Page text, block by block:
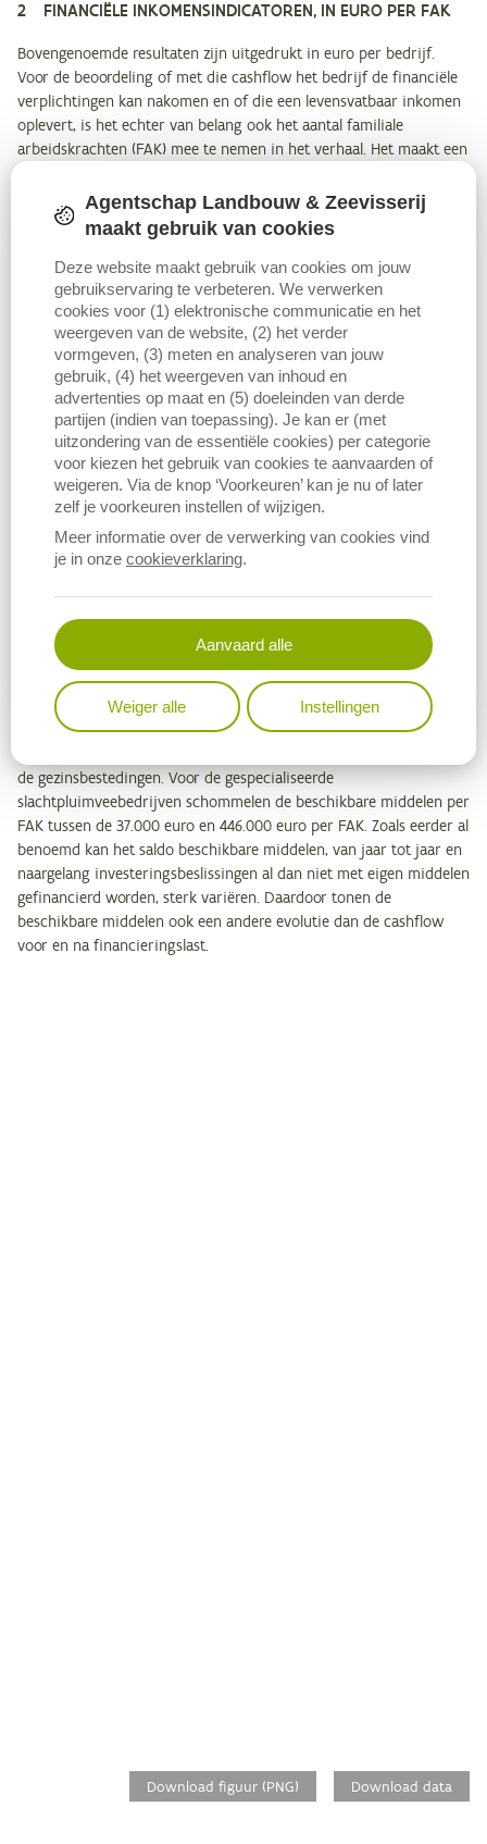
2 FINANCIËLE INKOMENSINDICATOREN, IN EURO PER FAK
Bovengenoemde resultaten zijn uitgedrukt in euro per bedrijf.
Voor de beoordeling of met die cashflow het bedrijf de financiële
verplichtingen kan nakomen en of die een levensvatbaar inkomen
oplevert, is het echter van belang ook het aantal familiale
arbeidskrachten (FAK) mee te nemen in het verhaal. Het maakt een
moet halen uit die cashflow, bijvoorbeeld in het geval van
samenuitbating. De vraag is eveneens of de cashflow dient als
enige inkomen voor het hele gezin of dat er naast het inkomen uit
het bedrijf nog een aanvullend inkomen is door buitenshuis te
werken. Dit is hier niet meegenomen.
De financiële inkomensindicatoren uitgedrukt per FAK vertonen
hetzelfde patroon als de resultaten in euro per bedrijf. De
cashflow voor financieringslast per FAK voor de
slachtpluimveehouderij schommelt in de periode 2016-2024 van
minimaal 153.300 euro in 2021 tot maximaal 611.300 euro per FAK
in 2024.
Voor de slachtpluimveehouderij schommelt de
cashflow na financieringslastper FAK van minimaal 97.000 euro in
2021 tot maximaal 524.900 euro per FAK in 2024. De – in absolute
cashflow voor en na financieringslast per FAK.
beschikbare middelenper FAK tonen aan hoeveel er, na het in
rekening brengen van buitengewone ontvangsten en uitgaven en
nieuwe leningen en investeringen, perfamiliale arbeidskracht
de gezinsbestedingen. Voor de gespecialiseerde
slachtpluimveebedrijven schommelen de beschikbare middelen per
FAK tussen de 37.000 euro en 446.000 euro per FAK. Zoals eerder al
benoemd kan het saldo beschikbare middelen, van jaar tot jaar en
naargelang investeringsbeslissingen al dan niet met eigen middelen
gefinancierd worden, sterk variëren. Daardoor tonen de
beschikbare middelen ook een andere evolutie dan de cashflow
voor en na financieringslast.
Download figuur (PNG) Download data
Agentschap Landbouw & Zeevisserij
maakt gebruik van cookies
Deze website maakt gebruik van cookies om jouw
gebruikservaring te verbeteren. We verwerken
cookies voor (1) elektronische communicatie en het
weergeven van de website, (2) het verder
vormgeven, (3) meten en analyseren van jouw
gebruik, (4) het weergeven van inhoud en
advertenties op maat en (5) doeleinden van derde
partijen (indien van toepassing). Je kan er (met
uitzondering van de essentiële cookies) per categorie
voor kiezen het gebruik van cookies te aanvaarden of
weigeren. Via de knop ‘Voorkeuren’ kan je nu of later
zelf je voorkeuren instellen of wijzigen.
Meer informatie over de verwerking van cookies vind
je in onze cookieverklaring.
Aanvaard alle
Weiger alle Instellingen